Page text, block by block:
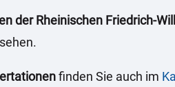
der Rheinischen Friedrich-
finden Sie auch im